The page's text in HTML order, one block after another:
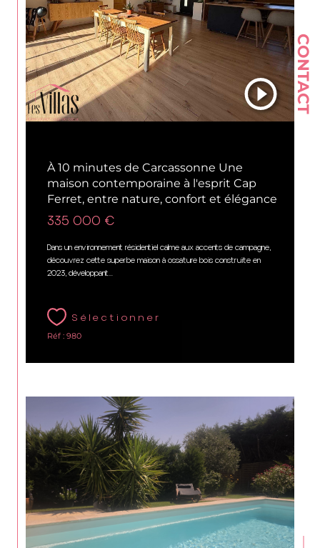
CONTACT
À 10 minutes de Carcassonne Une
maison contemporaine à l'esprit Cap
Ferret, entre nature, confort et élégance
335 000 €
Dans un environnement résidentiel calme aux accents de campagne,
découvrez cette superbe maison à ossature bois construite en
2023, développant...
Sélectionner
Réf : 980